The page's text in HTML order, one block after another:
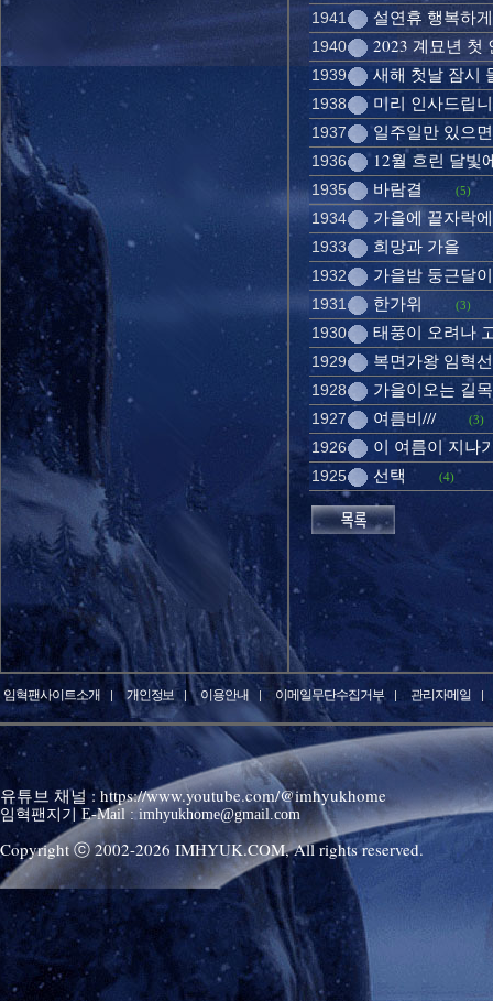
1941 설연휴 행복하
1940 2023 계묘년 첫
1939 새해 첫날 잠시
1938 미리 인사드립
1937 일주일만 있으
1936 12월 흐린 달빛
1935 바람결 (5)
1934 가을에 끝자락
1933 희망과 가을
1932 가을밤 둥근달
1931 한가위 (3)
1930 태풍이 오려나
1929 복면가왕 임혁
1928 가을이오는 길
1927 여름비/// (3)
1926 이 여름이 지나
1925 선택 (4)
임혁팬사이트소개 개인정보 이용안내 이메일무단수집거부 관리자메일
유튜브 채널 : https://www.youtube.com/@imhyukhome
임혁팬지기 E-Mail : imhyukhome@gmail.com
Copyright ⓒ 2002-2026 IMHYUK.COM,All rights reserved.